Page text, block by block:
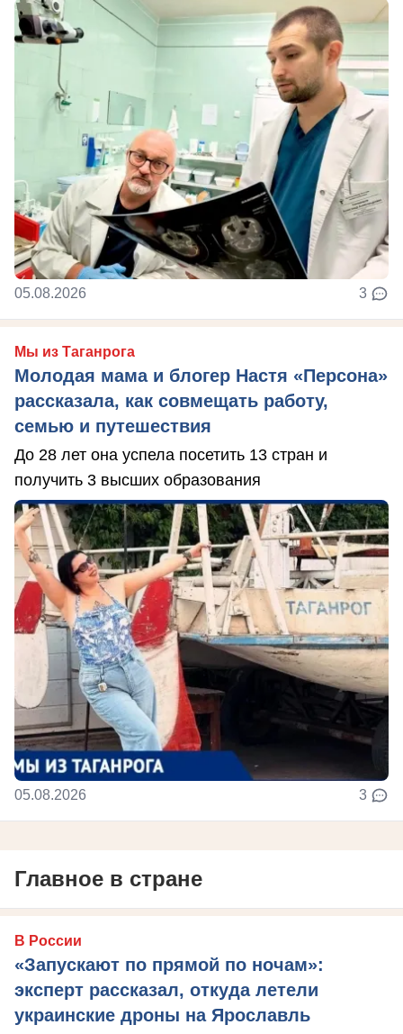
05.08.2026 3
Мы из Таганрога
Молодая мама и блогер Настя «Персона»
рассказала, как совмещать работу,
семью и путешествия
До 28 лет она успела посетить 13 стран и
получить 3 высших образования
05.08.2026 3
Главное в стране
В России
«Запускают по прямой по ночам»:
эксперт рассказал, откуда летели
украинские дроны на Ярославль